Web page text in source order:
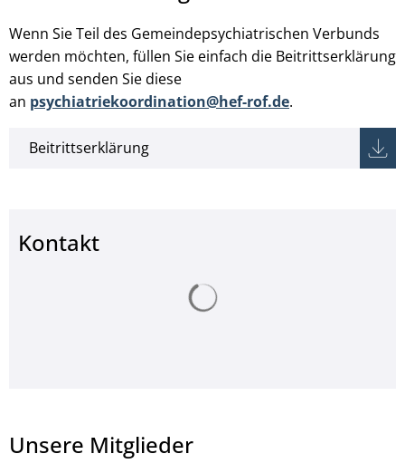
Wenn Sie Teil des Gemeindepsychiatrischen Verbunds
werden möchten, füllen Sie einfach die Beitrittserklärung
aus und senden Sie diese
an psychiatriekoordination@hef-rof.de.
Beitrittserklärung
Kontakt
Unsere Mitglieder